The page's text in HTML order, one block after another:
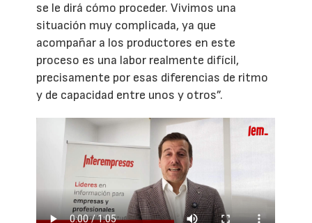
se le dirá cómo proceder. Vivimos una
situación muy complicada, ya que
acompañar a los productores en este
proceso es una labor realmente difícil,
precisamente por esas diferencias de ritmo
y de capacidad entre unos y otros”.